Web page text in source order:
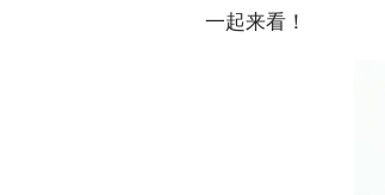
一起来看！